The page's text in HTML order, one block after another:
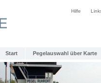
Hilfe
Start Pegelauswahl über Karte